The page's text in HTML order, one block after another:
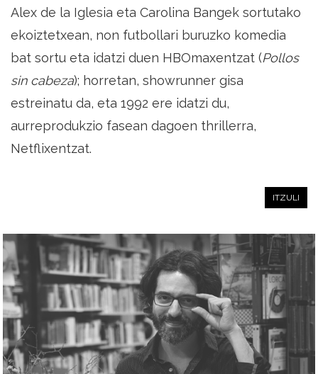
Alex de la Iglesia eta Carolina Bangek sortutako
ekoiztetxean, non futbollari buruzko komedia
bat sortu eta idatzi duen HBOmaxentzat (Pollos
sin cabeza); horretan, showrunner gisa
estreinatu da, eta 1992 ere idatzi du,
aurreprodukzio fasean dagoen thrillerra,
Netflixentzat.
ITZULI